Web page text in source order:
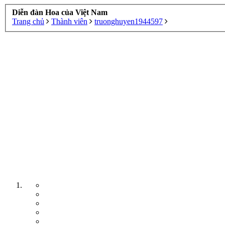
Diễn đàn Hoa của Việt Nam
Trang chủ
Thành viên truonghuyen1944597